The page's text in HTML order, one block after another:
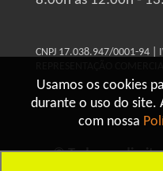
Usamos os cookies
durante o uso do site.
com nossa
CNPJ 17.038.947/0001-94 |
© Todos os